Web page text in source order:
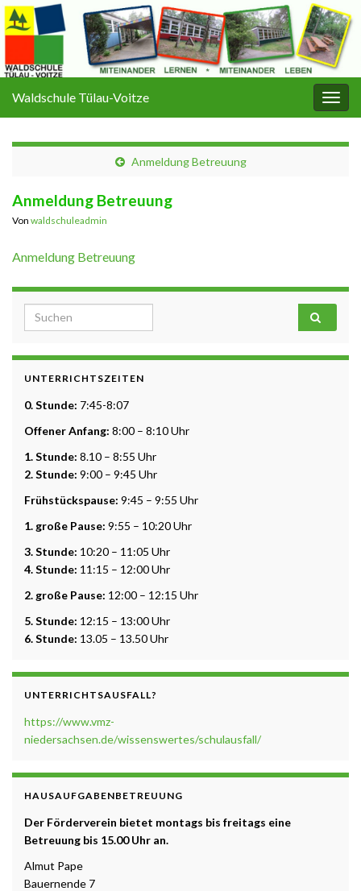
Waldschule Tülau-Voitze
Anmeldung Betreuung
Anmeldung Betreuung
Von waldschuleadmin
Anmeldung Betreuung
Search for:
UNTERRICHTSZEITEN
0. Stunde: 7:45-8:07
Offener Anfang: 8:00 – 8:10 Uhr
1. Stunde: 8.10 – 8:55 Uhr
2. Stunde: 9:00 – 9:45 Uhr
Frühstückspause: 9:45 – 9:55 Uhr
1. große Pause: 9:55 – 10:20 Uhr
3. Stunde: 10:20 – 11:05 Uhr
4. Stunde: 11:15 – 12:00 Uhr
2. große Pause: 12:00 – 12:15 Uhr
5. Stunde: 12:15 – 13:00 Uhr
6. Stunde: 13.05 – 13.50 Uhr
UNTERRICHTSAUSFALL?
https://www.vmz-
niedersachsen.de/wissenswertes/schulausfall/
HAUSAUFGABENBETREUUNG
Der Förderverein bietet montags bis freitags eine
Betreuung bis 15.00 Uhr an.
Almut Pape
Bauernende 7